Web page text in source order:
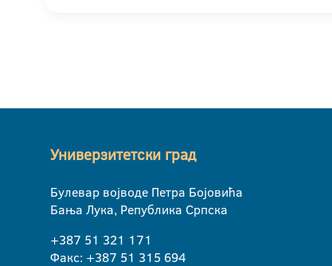
Универзитетски град
Булевар војводе Петра Бојовића
Бања Лука, Република Српска
+387 51 321 171
Факс: +387 51 315 694